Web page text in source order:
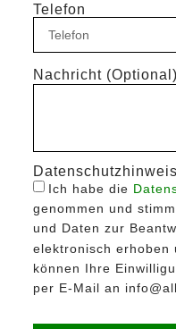
Telefon
Nachricht (Optional)
Ich habe die
genommen und
und Daten zur
elektronisch erhoben
können Ihre
per E-Mail an